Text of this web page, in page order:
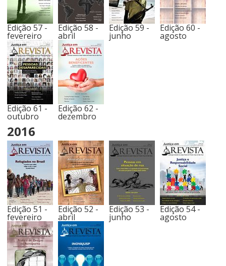
Edição 57 -
fevereiro
Edição 58 -
abril
Edição 59 -
junho
Edição 60 -
agosto
Edição 61 -
outubro
Edição 62 -
dezembro
2016
Edição 51 -
fevereiro
Edição 52 -
abril
Edição 53 -
junho
Edição 54 -
agosto